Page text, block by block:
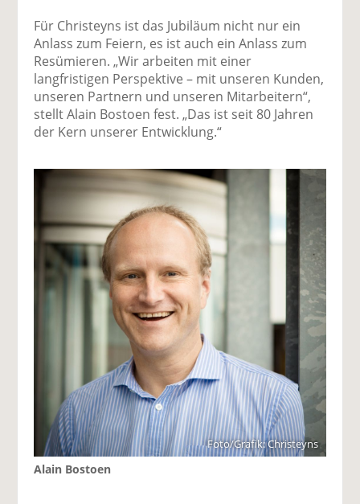
Für Christeyns ist das Jubiläum nicht nur ein
Anlass zum Feiern, es ist auch ein Anlass zum
Resümieren. „Wir arbeiten mit einer
langfristigen Perspektive – mit unseren Kunden,
unseren Partnern und unseren Mitarbeitern“,
stellt Alain Bostoen fest. „Das ist seit 80 Jahren
der Kern unserer Entwicklung.“
Foto/Grafik: Christeyns
Alain Bostoen